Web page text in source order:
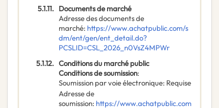
5.1.11. Documents de marché
Adresse des documents de
marché: https://www.achatpublic.com/s
dm/ent/gen/ent_detail.do?
PCSLID=CSL_2026_n0VsZ4MPWr
5.1.12. Conditions du marché public
Conditions de soumission:
Soumission par voie électronique: Requise
Adresse de
soumission: https://www.achatpublic.com